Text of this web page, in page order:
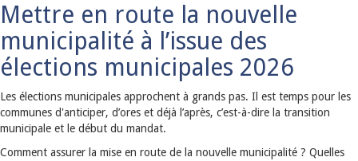
Mettre en route la nouvelle
municipalité à l’issue des
élections municipales 2026
Les élections municipales approchent à grands pas. Il est temps pour les
communes d'anticiper, d’ores et déjà l’après, c’est-à-dire la transition
municipale et le début du mandat.
Comment assurer la mise en route de la nouvelle municipalité ? Quelles